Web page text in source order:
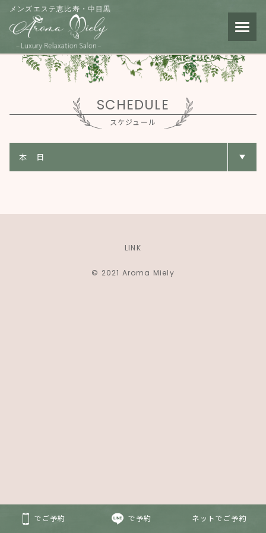
メンズエステ恵比寿・中目黒
SCHEDULE
スケジュール
LINK
© 2021 Aroma Miely
でご予約 で予約 ネットでご予約